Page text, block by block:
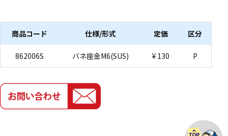
商品コード 仕様/形式 定価 区分
862006S バネ座金M6(SUS) ¥ 130 P